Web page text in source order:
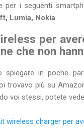
per i seguenti
Lumia, Nokia
per
che non
in poche
trovavo più su
voi stessi, potete
wireless charger per